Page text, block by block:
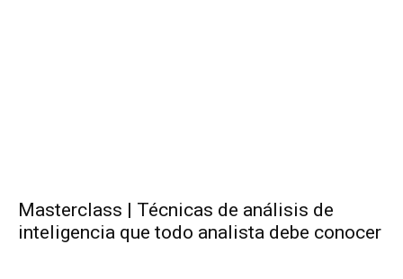
Masterclass | Técnicas de análisis de
inteligencia que todo analista debe conocer